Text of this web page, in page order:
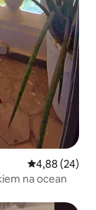
Średnia
4,88 (24)
na ocean